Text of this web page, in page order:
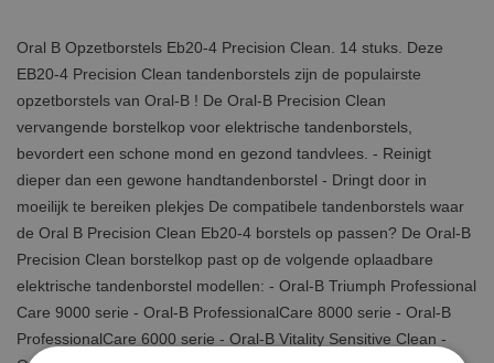
Oral B Opzetborstels Eb20-4 Precision Clean. 14 stuks. Deze
EB20-4 Precision Clean tandenborstels zijn de populairste
opzetborstels van Oral-B ! De Oral-B Precision Clean
vervangende borstelkop voor elektrische tandenborstels,
bevordert een schone mond en gezond tandvlees. - Reinigt
dieper dan een gewone handtandenborstel - Dringt door in
moeilijk te bereiken plekjes De compatibele tandenborstels waar
de Oral B Precision Clean Eb20-4 borstels op passen? De Oral-B
Precision Clean borstelkop past op de volgende oplaadbare
elektrische tandenborstel modellen: - Oral-B Triumph Professional
Care 9000 serie - Oral-B ProfessionalCare 8000 serie - Oral-B
ProfessionalCare 6000 serie - Oral-B Vitality Sensitive Clean -